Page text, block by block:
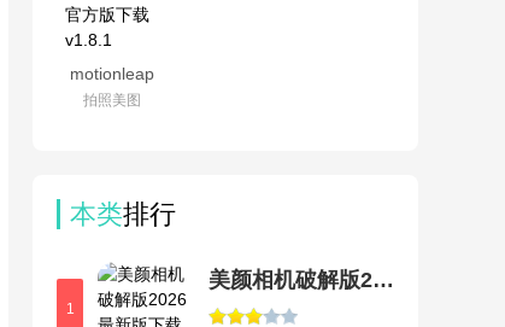
motionleap
官方版下载
v1.8.1
拍照美图
本类排行
1
美颜相机破解版2026最新版下载